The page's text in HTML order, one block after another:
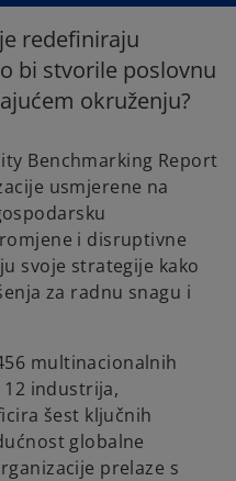
redefiniraju
bi stvorile poslovnu
okruženju?
Benchmarking Report
usmjerene na
i disruptivne
svoje strategije kako
za radnu snagu i
multinacionalnih
industrija,
šest ključnih
globalne
prelaze s